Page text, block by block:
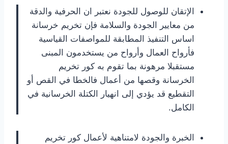
الإتقان للوصول للجودة نعتبر ان الحرفية والدقة
من معايير الجودة والسلامة فإن تخريم خرسانة
اساس التنفيذ المطابقة للمواصفات القياسية
فأرواح العمال وأرواح من يستخدمون المبنى
مستقبلا مرهونة بما تقوم به كور تخريم
الخرسانة وقصها من أعمال فالخطا في القص أو
التقطيع قد يؤدي إلى انهيار الكتلة الخرسانية في
الكامل.
الخبرة والجودة لامتناهية لأعمال كور تخريم